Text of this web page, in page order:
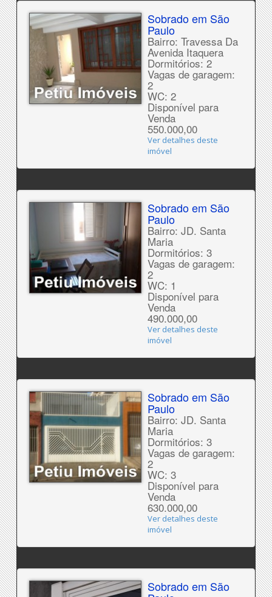
Sobrado em São
Paulo
Bairro: Travessa Da
Avenida Itaquera
Dormitórios: 2
Vagas de garagem:
2
WC: 2
Disponível para
Venda
550.000,00
Ver detalhes deste
imóvel
Sobrado em São
Paulo
Bairro: JD. Santa
Maria
Dormitórios: 3
Vagas de garagem:
2
WC: 1
Disponível para
Venda
490.000,00
Ver detalhes deste
imóvel
Sobrado em São
Paulo
Bairro: JD. Santa
Maria
Dormitórios: 3
Vagas de garagem:
2
WC: 3
Disponível para
Venda
630.000,00
Ver detalhes deste
imóvel
Sobrado em São